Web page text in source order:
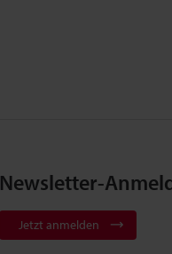
Newsletter-
Jetzt anmelden